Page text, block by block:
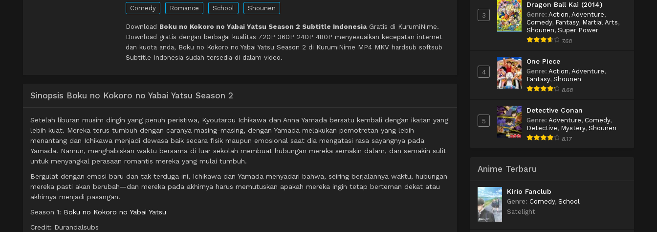
Comedy Romance School Shounen
Download Boku no Kokoro no Yabai Yatsu Season 2 Subtitle Indonesia Gratis di KurumiNime.
Download gratis dengan berbagai kualitas 720P 360P 240P 480P menyesuaikan kecepatan internet
dan kuota anda, Boku no Kokoro no Yabai Yatsu Season 2 di KurumiNime MP4 MKV hardsub softsub
Subtitle Indonesia sudah tersedia di dalam video.
Sinopsis Boku no Kokoro no Yabai Yatsu Season 2
Setelah liburan musim dingin yang penuh peristiwa, Kyoutarou Ichikawa dan Anna Yamada bersatu kembali dengan ikatan yang
lebih kuat. Mereka terus tumbuh dengan caranya masing-masing, dengan Yamada melakukan pemotretan yang lebih
menantang dan Ichikawa menjadi dewasa baik secara fisik maupun emosional saat dia mengatasi rasa sayangnya pada
Yamada. Namun, menghabiskan waktu bersama di luar sekolah membuat hubungan mereka semakin dalam, dan semakin sulit
untuk menyangkal perasaan romantis mereka yang mulai tumbuh.
Bergulat dengan emosi baru dan tak terduga ini, Ichikawa dan Yamada menyadari bahwa, seiring berjalannya waktu, hubungan
mereka pasti akan berubah—dan mereka pada akhirnya harus memutuskan apakah mereka ingin tetap berteman dekat atau
akhirnya menjadi pasangan.
Season 1: Boku no Kokoro no Yabai Yatsu
Credit: Durandalsubs
3
Dragon Ball Kai (2014)
Genre: Action, Adventure,
Comedy, Fantasy, Martial Arts,
Shounen, Super Power
7.68
4
One Piece
Genre: Action, Adventure,
Fantasy, Shounen
8.68
5
Detective Conan
Genre: Adventure, Comedy,
Detective, Mystery, Shounen
8.17
Anime Terbaru
Kirio Fanclub
Genre: Comedy, School
Satelight